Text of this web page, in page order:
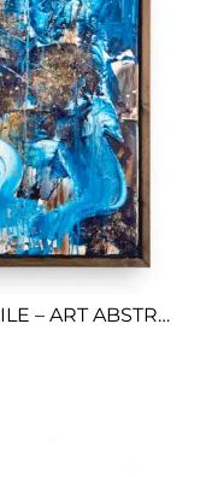
SAMBLEU – PEINTURE SUR TOILE – ART ABSTRAIT